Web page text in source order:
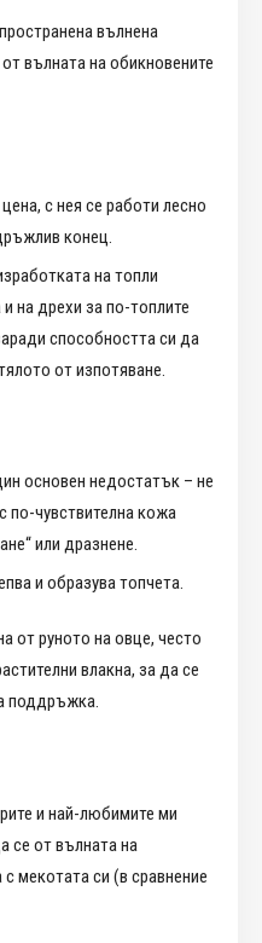
вълнена
вълната на обикновените
с нея се работи лесно
конец.
на топли
на дрехи за по-топлите
способността си да
от изпотяване.
основен недостатък – не
по-чувствителна кожа
или дразнене.
и образува топчета.
от руното на овце, често
влакна, за да се
поддръжка.
и най-любимите ми
се от вълната на
мекотата си (в сравнение